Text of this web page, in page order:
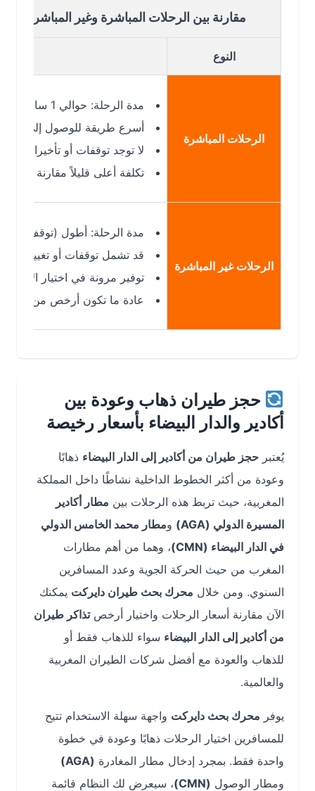
مقارنة بين الرحلات المباشرة وغير المباشرة من أكادير
الرحلات المباشرة
مدة الرحلة: حوالي 1 ساعة إلى 1 ساعة 25 دقيقة.
أسرع طريقة للوصول إلى العاصمة
لا توجد توقفات أو تأخيرات إضافية
تكلفة أعلى قليلاً مقارنة بالرحلات
الرحلات غير المباشرة
مدة الرحلة: أطول (توقف أو
قد تشمل توقفات أو تغيير طائرة.
توفير مرونة في اختيار الأوقات أو
عادة ما تكون أرخص من الرحلات
حجز طيران ذهاب وعودة بين
أكادير والدار البيضاء بأسعار رخيصة
حجز طيران من أكادير إلى الدار البيضاءذهابًا
وعودة من أكثر الخطوط الداخلية نشاطًا داخل المملكة
المغربية، حيث تربط هذه الرحلات بينمطار أكادير
المسيرة الدولي (AGA)
ومطار محمد الخامس الدولي
في الدار البيضاء (CMN)
، وهما من أهم مطارات
المغرب من حيث الحركة الجوية وعدد المسافرين
السنوي. ومن خلال محرك بحث طيران دايركتيمكنك
الآن مقارنة أسعار الرحلات واختيار أرخص تذاكر طيران
من أكادير إلى الدار البيضاءسواء للذهاب فقط أو
للذهاب والعودة مع أفضل شركات الطيران المغربية
والعالمية.
محرك بحث دايركتواجهة سهلة الاستخدام تتيح
للمسافرين اختيار الرحلات ذهابًا وعودة في خطوة
واحدة فقط. بمجرد إدخال مطار المغادرة(AGA)
ومطار الوصول(CMN)
، سيعرض لك النظام قائمة